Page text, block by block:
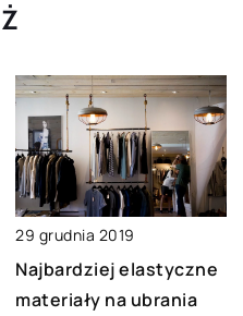
29 grudnia 2019
Najbardziej elastyczne
materiały na ubrania